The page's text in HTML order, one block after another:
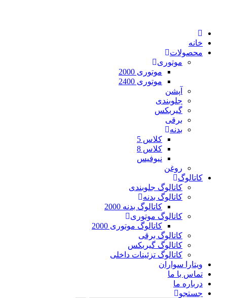
خانه
محصولات
موتوری
موتوری 2000
موتوری 2400
آپشن
جلوبندی
گیربکس
برقی
بدنه
کلاس 5
کلاس 8
نیوفیس
روغن
کاتالوگ
کاتالوگ جلوبندی
کاتالوگ بدنه
کاتالوگ بدنه 2000
کاتالوگ موتوری
کاتالوگ موتوری 2000
کاتالوگ برقی
کاتالوگ گیربکس
کاتالوگ تزئینات داخلی
ویتارا سواران
تماس با ما
درباره ما
جستجو